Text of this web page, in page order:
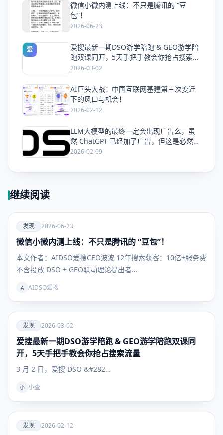
爱
微信小微内测上线：不只是腾讯的 “豆
包”！
2026-06-23
爱
爱搜最新一期DSO游学陪跑 & GEO游学陪
跑双课同开，5天手把手教会你抢占搜索流
量
2026-03-02
爱
AI巨头大战：中国互联网基建第三次变迁
下的风口与机会！
2026-02-12
爱
LLM大模型的最终一定会出现广告么，虽
然 ChatGPT 已经加了广告，但这是必然终
局么？
2026-02-09
继续阅读
爱
发现
发现 2026-06-23
微信小微内测上线：不只是腾讯的 “豆包”！
本文作者：AIDSO爱搜CEO波波 12年搜索获客：10亿+服务费
不含投放 DSO + GEO联动理论提出者…
A AIDSO爱搜
爱
发现
发现 2026-03-02
爱搜最新一期DSO游学陪跑 & GEO游学陪跑双课同
开，5天手把手教会你抢占搜索流量
3 月 2 日，爱搜 DSO &#282…
小 小查
爱
发现 2026-02-12